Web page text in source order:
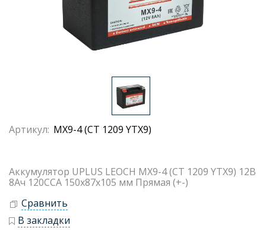
Артикул: MX9-4 (СТ 1209 YTX9)
Аккумулятор UPLUS LEOCH MX9-4 (СТ 1209 YTX9) 12В
8Ач 120CCA 150x87x105 мм Прямая (+-)
Сравнить
В закладки